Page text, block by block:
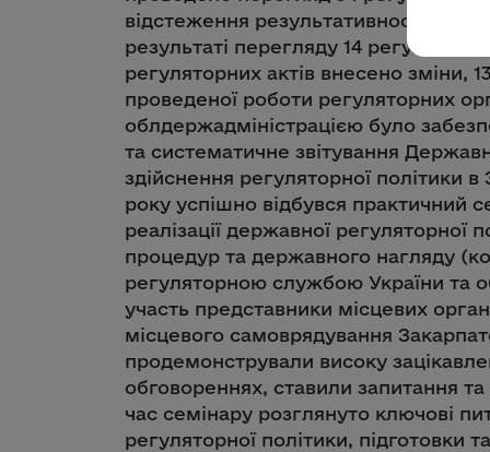
відстеження результативності; 29 –
результаті перегляду 14
регуляторних актів внесено зміни,
проведеної роботи регуляторних
облдержадміністрацією було
та систематичне звітування
здійснення регуляторної політики
року успішно відбувся практичний
реалізації державної регуляторної
процедур та державного нагляду
регуляторною службою України та
участь представники місцевих
місцевого самоврядування
продемонстрували високу
обговореннях, ставили запитання
час семінару розглянуто ключові
регуляторної політики, підготовки